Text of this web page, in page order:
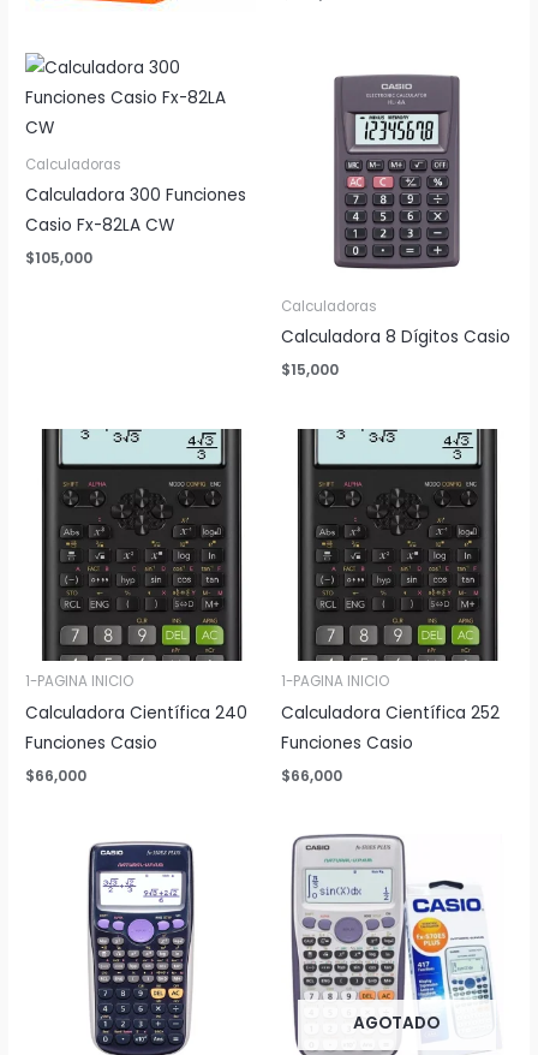
Calculadoras
Calculadora 300 Funciones
Casio Fx-82LA CW
$105,000
Calculadoras
Calculadora 8 Dígitos Casio
$15,000
1-PAGINA INICIO
Calculadora Científica 240
Funciones Casio
$66,000
1-PAGINA INICIO
Calculadora Científica 252
Funciones Casio
$66,000
AGOTADO